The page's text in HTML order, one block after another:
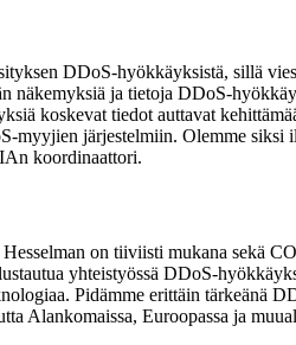
DDoS-hyökkäyksistä, sillä
näkemyksiä ja tietoja DDoS-
koskevat tiedot auttavat
järjestelmiin. Olemme
koordinaattori.
on tiiviisti mukana sekä
yhteistyössä DDoS-
Pidämme erittäin tärkeänä
Alankomaissa, Euroopassa ja